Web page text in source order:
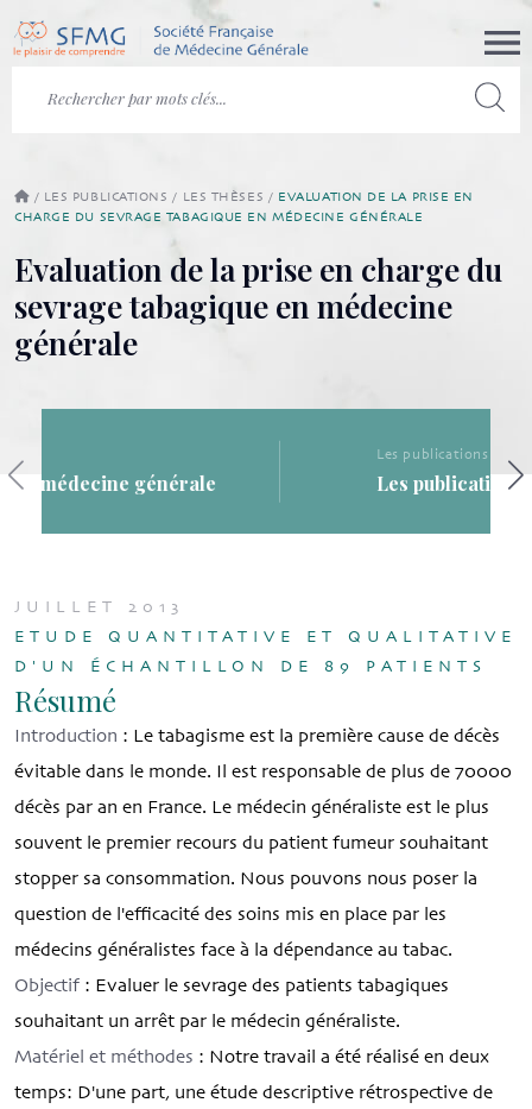
/ LES PUBLICATIONS / LES THÈSES / EVALUATION DE LA PRISE EN
CHARGE DU SEVRAGE TABAGIQUE EN MÉDECINE GÉNÉRALE
Evaluation de la prise en charge du
sevrage tabagique en médecine
générale
Les publications de la SFMG
JUILLET 2013
ETUDE QUANTITATIVE ET QUALITATIVE
D'UN ÉCHANTILLON DE 89 PATIENTS
Résumé
Introduction : Le tabagisme est la première cause de décès
évitable dans le monde. Il est responsable de plus de 70000
décès par an en France. Le médecin généraliste est le plus
souvent le premier recours du patient fumeur souhaitant
stopper sa consommation. Nous pouvons nous poser la
question de l'efficacité des soins mis en place par les
médecins généralistes face à la dépendance au tabac.
Objectif : Evaluer le sevrage des patients tabagiques
souhaitant un arrêt par le médecin généraliste.
Matériel et méthodes : Notre travail a été réalisé en deux
temps: D'une part, une étude descriptive rétrospective de